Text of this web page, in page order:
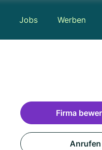
Jobs Werben
Firma
Anrufen